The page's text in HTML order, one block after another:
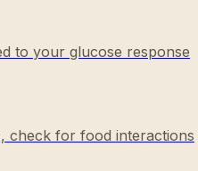
to your glucose response
check for food interactions